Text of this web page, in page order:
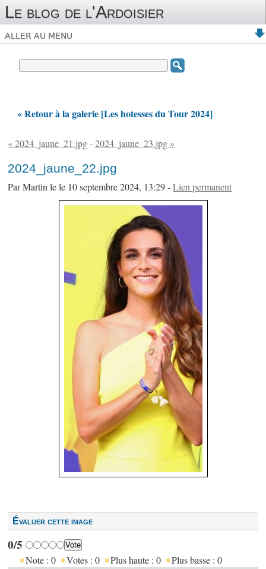
Le blog de l'Ardoisier
ALLER AU MENU
« Retour à la galerie [Les hotesses du Tour 2024]
« 2024_jaune_21.jpg - 2024_jaune_23.jpg »
2024_jaune_22.jpg
Par Martin le le 10 septembre 2024, 13:29 -Lien permanent
Évaluer cette image
0/5
Note :0 Votes :0 Plus haute :0 Plus basse :0